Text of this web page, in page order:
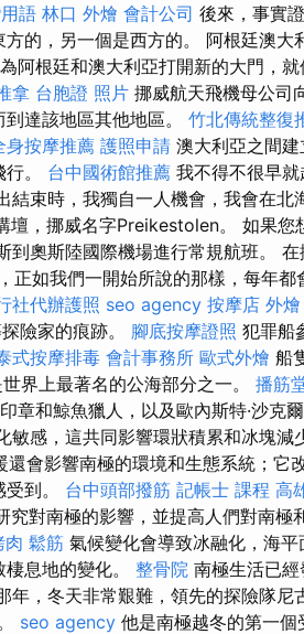
語 林口 外燴 會計公司 後來，事實
的，另一個是西方的。 阿根廷澳大
阿根廷和澳大利亞打開新的大門，
拿 台胞證 照片 挪威航天飛機母公司
達該地區其他地區。 竹北傳統整復
身按摩推薦 護照申請 澳大利亞之間建
。 台中國術館推薦 我不得不很早
結束時，我獨自一人機會，我會在北
壇，挪威名字Preikestolen。 如果您
奧斯陸國際機場進行常規航班。 在
正如我們一開始所說的那樣，每年都
社代辦護照 seo agency 按摩店 外
險家的痕跡。 腳底按摩證照 犯罪船
式按摩排毒 會計事務所 歐式外燴 船
界上最著名的公海部分之一。 播筋
章和鯨魚獵人，以及歐內斯特·沙克
感，這共同影響環狀積累和冰塊減
還會影響南極的環境和生態系統；它
到。 台中頭部撥筋 記帳士 課程 高
究對南極的影響，並提高人們對南極
肉 鬆筋 氣候變化會導致冰融化，海平
息地的變化。 整骨院 南極生活已經
，冬天非常艱難，領先的探險隊尼
seo agency 他是南極越冬的第一個